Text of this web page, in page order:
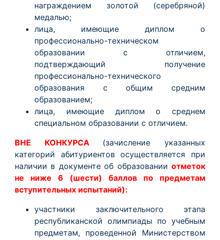
награждением золотой (серебряной)
медалью;
лица, имеющие диплом о
профессионально-техническом
образовании с отличием,
подтверждающий получение
профессионально-технического
образования с общим средним
образованием;
лица, имеющие диплом о среднем
специальном образовании с отличием.
ВНЕ КОНКУРСА (зачисление указанных
категорий абитуриентов осуществляется при
наличии в документе об образовании отметок
не ниже 6 (шести) баллов по предметам
вступительных испытаний):
участники заключительного этапа
республиканской олимпиады по учебным
предметам, проведенной Министерством